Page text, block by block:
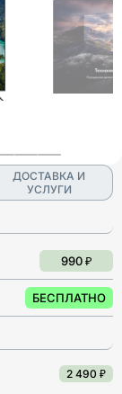
ДОСТАВКА И
УСЛУГИ
990 ₽
БЕСПЛАТНО
2 490 ₽